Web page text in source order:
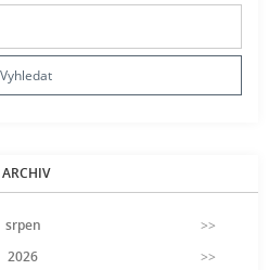
ARCHIV
srpen
>>
2026
>>